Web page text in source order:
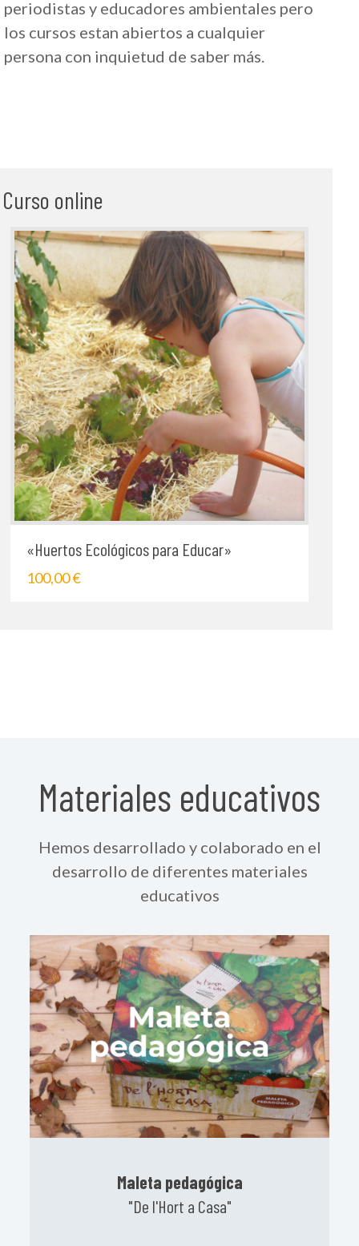
periodistas y educadores ambientales pero
los cursos estan abiertos a cualquier
persona con inquietud de saber más.
Curso online
«Huertos Ecológicos para Educar»
100,00€
Materiales educativos
Hemos desarrollado y colaborado en el
desarrollo de diferentes materiales
educativos
Maleta pedagógica
"De l'Hort a Casa"